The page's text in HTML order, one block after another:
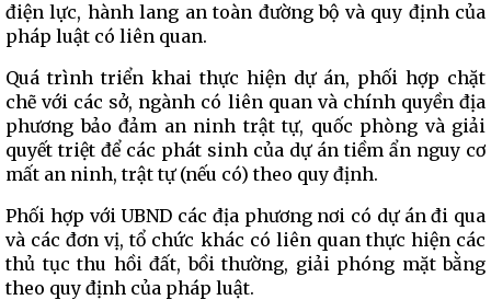
điện lực, hành lang an toàn đường bộ và quy định của
pháp luật có liên quan.
Quá trình triển khai thực hiện dự án, phối hợp chặt
chẽ với các sở, ngành có liên quan và chính quyền địa
phương bảo đảm an ninh trật tự, quốc phòng và giải
quyết triệt để các phát sinh của dự án tiềm ẩn nguy cơ
mất an ninh, trật tự (nếu có) theo quy định.
Phối hợp với UBND các địa phương nơi có dự án đi qua
và các đơn vị, tổ chức khác có liên quan thực hiện các
thủ tục thu hồi đất, bồi thường, giải phóng mặt bằng
theo quy định của pháp luật.